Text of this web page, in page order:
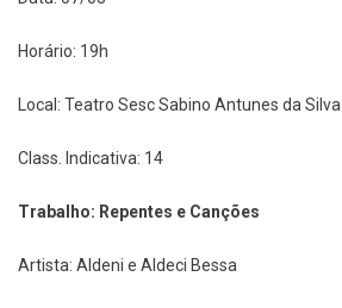
Horário: 19h
Local: Teatro Sesc Sabino Antunes da Silva
Class. Indicativa: 14
Trabalho: Repentes e Canções
Artista: Aldeni e Aldeci Bessa